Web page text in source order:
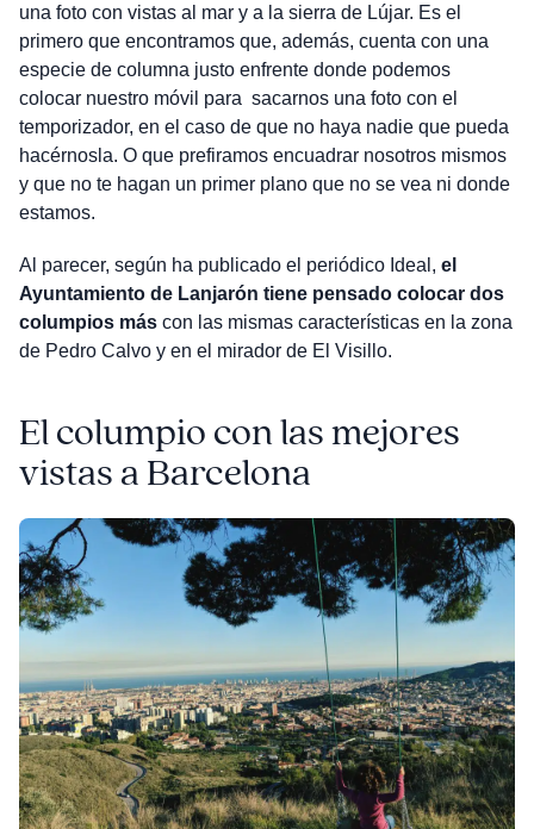
una foto con vistas al mar y a la sierra de Lújar. Es el
primero que encontramos que, además, cuenta con una
especie de columna justo enfrente donde podemos
colocar nuestro móvil para sacarnos una foto con el
temporizador, en el caso de que no haya nadie que pueda
hacérnosla. O que prefiramos encuadrar nosotros mismos
y que no te hagan un primer plano que no se vea ni donde
estamos.
Al parecer, según ha publicado el periódico Ideal, el
Ayuntamiento de Lanjarón tiene pensado colocar dos
columpios máscon las mismas características en la zona
de Pedro Calvo y en el mirador de El Visillo.
El columpio con las mejores
vistas a Barcelona